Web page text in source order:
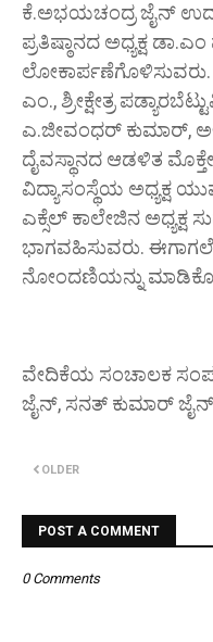
ಕೆ.ಅಭಯಚಂದ್ರ ಜೈನ್
ಪ್ರತಿಷ್ಠಾನದ ಅಧ್ಯಕ್ಷ
ಎಂ., ಶ್ರೀಕ್ಷೇತ್ರ
ಎ.ಜೀವಂಧರ್ ಕುಮಾರ್,
ದೈವಸ್ಥಾನದ ಆಡಳಿತ
ವಿದ್ಯಾಸಂಸ್ಥೆಯ ಅಧ್ಯಕ್ಷ
ಎಕ್ಸೆಲ್ ಕಾಲೇಜಿನ ಅಧ್ಯಕ್ಷ
ಭಾಗವಹಿಸುವರು.
ನೋಂದಣಿಯನ್ನು
ವೇದಿಕೆಯ ಸಂಚಾಲಕ
ಜೈನ್, ಸನತ್ ಕುಮಾರ್ ಜೈನ್
OLDER
POST A COMMENT
0 Comments